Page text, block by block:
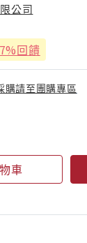
公司
回饋
購請至團購專區
車